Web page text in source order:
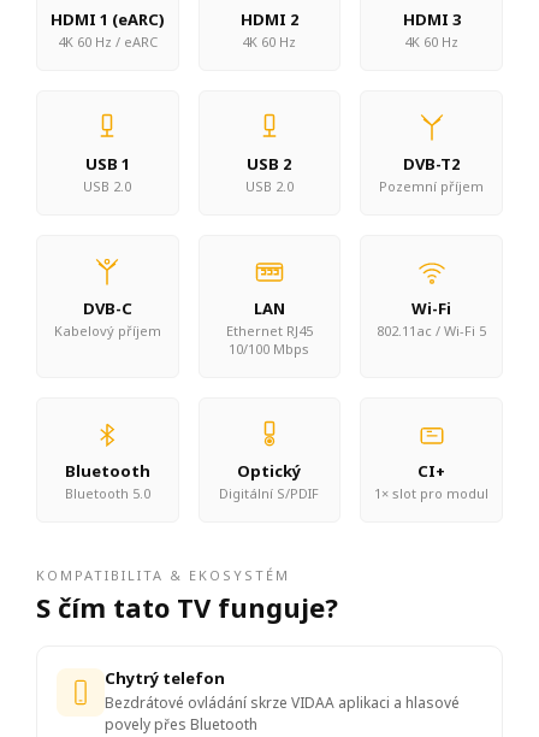
HDMI 1 (eARC)
4K 60 Hz / eARC
HDMI 2
4K 60 Hz
HDMI 3
4K 60 Hz
USB 1
USB 2.0
USB 2
USB 2.0
DVB-T2
Pozemní příjem
DVB-C
Kabelový příjem
LAN
Ethernet RJ45
10/100 Mbps
Wi-Fi
802.11ac / Wi-Fi 5
Bluetooth
Bluetooth 5.0
Optický
Digitální S/PDIF
CI+
1× slot pro modul
KOMPATIBILITA & EKOSYSTÉM
S čím tato TV funguje?
Chytrý telefon
Bezdrátové ovládání skrze VIDAA aplikaci a hlasové
povely přes Bluetooth